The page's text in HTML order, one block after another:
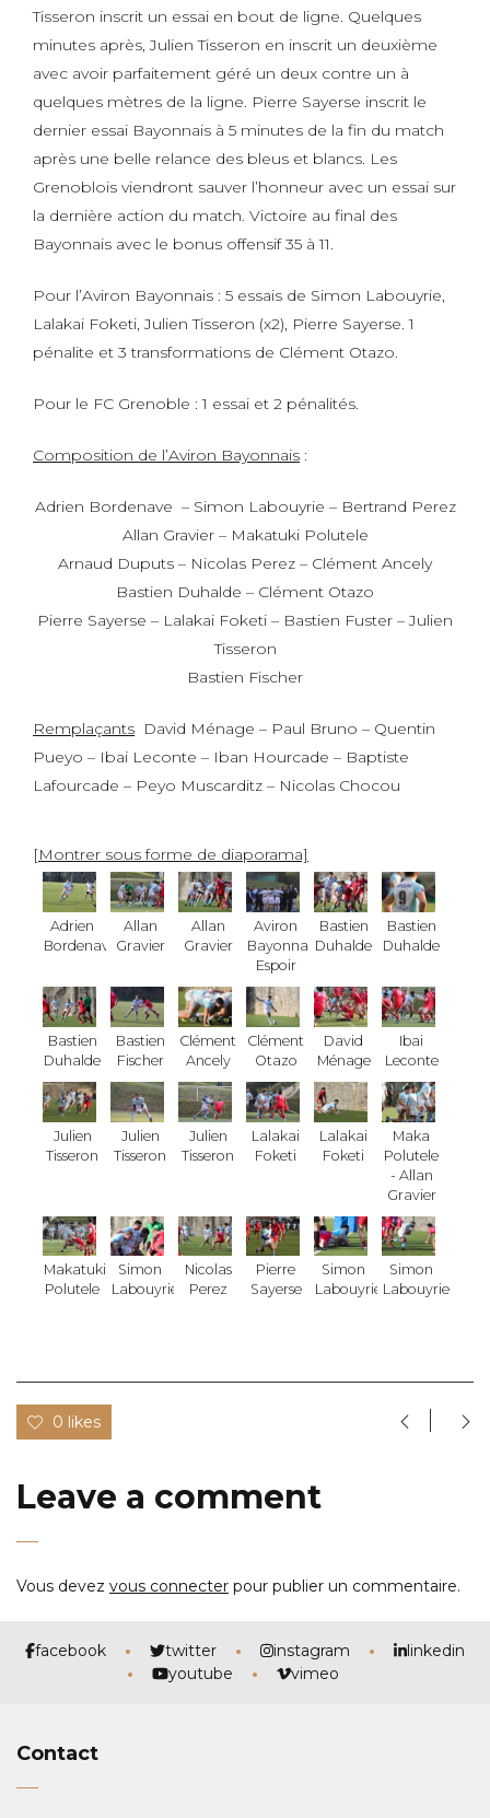
Tisseron inscrit un essai en bout de ligne. Quelques
minutes après, Julien Tisseron en inscrit un deuxième
avec avoir parfaitement géré un deux contre un à
quelques mètres de la ligne. Pierre Sayerse inscrit le
dernier essai Bayonnais à 5 minutes de la fin du match
après une belle relance des bleus et blancs. Les
Grenoblois viendront sauver l’honneur avec un essai sur
la dernière action du match. Victoire au final des
Bayonnais avec le bonus offensif 35 à 11.
Pour l’Aviron Bayonnais : 5 essais de Simon Labouyrie,
Lalakai Foketi, Julien Tisseron (x2), Pierre Sayerse. 1
pénalite et 3 transformations de Clément Otazo.
Pour le FC Grenoble : 1 essai et 2 pénalités.
Composition de l’Aviron Bayonnais :
Adrien Bordenave – Simon Labouyrie – Bertrand Perez
Allan Gravier – Makatuki Polutele
Arnaud Duputs – Nicolas Perez – Clément Ancely
Bastien Duhalde – Clément Otazo
Pierre Sayerse – Lalakai Foketi – Bastien Fuster – Julien
Tisseron
Bastien Fischer
Remplaçants David Ménage – Paul Bruno – Quentin
Pueyo – Ibai Leconte – Iban Hourcade – Baptiste
Lafourcade – Peyo Muscarditz – Nicolas Chocou
[Montrer sous forme de diaporama]
Adrien
Bordenave
Allan
Gravier
Allan
Gravier
Aviron
Bayonnais
Espoir
Bastien
Duhalde
Bastien
Duhalde
Bastien
Duhalde
Bastien
Fischer
Clément
Ancely
Clément
Otazo
David
Ménage
Ibai
Leconte
Julien
Tisseron
Julien
Tisseron
Julien
Tisseron
Lalakai
Foketi
Lalakai
Foketi
Maka
Polutele
- Allan
Gravier
Makatuki
Polutele
Simon
Labouyrie
Nicolas
Perez
Pierre
Sayerse
Simon
Labouyrie
Simon
Labouyrie
0 likes
Leave a comment
Vous devez vous connecter pour publier un commentaire.
facebook twitter instagram
linkedin
youtube
vimeo
Contact